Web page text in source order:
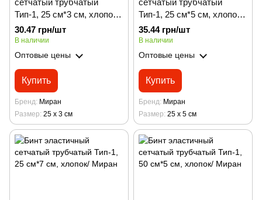
Тип-1, 25 см*3 см, хлопок /
Миран
30.47 грн/шт
В наличии
Оптовые цены
Купить
Бренд Миран
Размер 25 х 3 см
Тип-1, 25 см*5 см, хлопок /
Миран
35.44 грн/шт
В наличии
Оптовые цены
Купить
Бренд Миран
Размер 25 х 5 см